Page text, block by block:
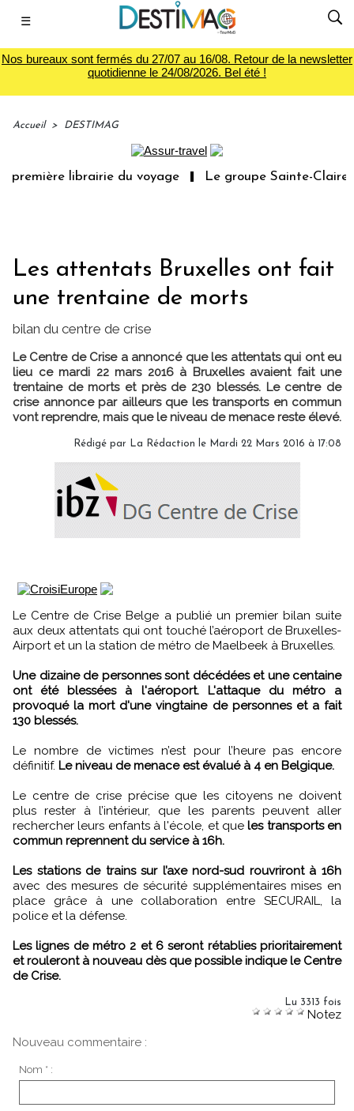
☰
Nos bureaux sont fermés du 27/07 au 16/08. Retour de la newsletter
quotidienne le 24/08/2026. Bel été !
Accueil > DESTIMAG
librairie du voyage Le groupe Sainte-Claire
Les attentats Bruxelles ont fait
une trentaine de morts
bilan du centre de crise
Le Centre de Crise a annoncé que les attentats qui ont eu
lieu ce mardi 22 mars 2016 à Bruxelles avaient fait une
trentaine de morts et près de 230 blessés. Le centre de
crise annonce par ailleurs que les transports en commun
vont reprendre, mais que le niveau de menace reste élevé.
Rédigé par La Rédaction le Mardi 22 Mars 2016 à 17:08
Le Centre de Crise Belge a publié un premier bilan suite
aux deux attentats qui ont touché l’aéroport de Bruxelles-
Airport et un la station de métro de Maelbeek à Bruxelles.
Une dizaine de personnes sont décédées et une centaine
ont été blessées à l'aéroport.
L'attaque du métro a
provoqué la mort d'une vingtaine de personnes et a fait
130 blessés.
Le nombre de victimes n’est pour l’heure pas encore
définitif. Le niveau de menace est évalué à 4 en Belgique.
Le centre de crise précise que les citoyens ne doivent
plus rester à l’intérieur, que les parents peuvent aller
rechercher leurs enfants à l'école, et que les transports en
commun reprennent du service à 16h.
Les stations de trains sur l’axe nord-sud rouvriront à 16h
avec des mesures de sécurité supplémentaires mises en
place grâce à une collaboration entre SECURAIL, la
police et la défense.
Les lignes de métro 2 et 6 seront rétablies prioritairement
et rouleront à nouveau dès que possible indique le Centre
de Crise.
Lu 3313 fois
Notez
Nouveau commentaire :
Nom * :